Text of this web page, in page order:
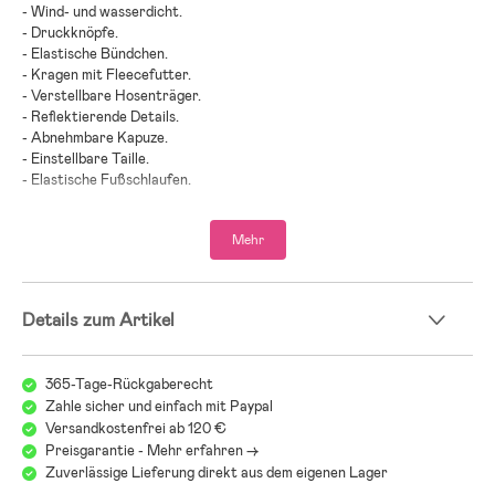
- Wind- und wasserdicht.
- Druckknöpfe.
- Elastische Bündchen.
- Kragen mit Fleecefutter.
- Verstellbare Hosenträger.
- Reflektierende Details.
- Abnehmbare Kapuze.
- Einstellbare Taille.
- Elastische Fußschlaufen.
- Testsieger 2023 beim schwedischen Verbraucherportal Bäst-i-
- Beschichtung: 100 % PU.
Mehr
Details zum Artikel
365-Tage-Rückgaberecht
Zahle sicher und einfach mit Paypal
Versandkostenfrei ab 120 €
Preisgarantie - Mehr erfahren ->
Zuverlässige Lieferung direkt aus dem eigenen Lager